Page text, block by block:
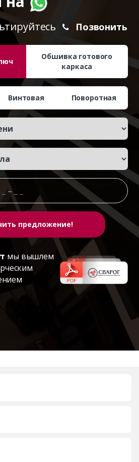
Позвонить
Обшивка готового
каркаса
Винтовая Поворотная
мы вышлем